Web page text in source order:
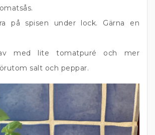
på spisen under lock. Gärna en
med lite tomatpuré och mer
salt och peppar.